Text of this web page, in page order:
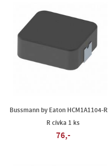
Bussmann by Eaton HCM1A1104-
R cívka 1 ks
76,-